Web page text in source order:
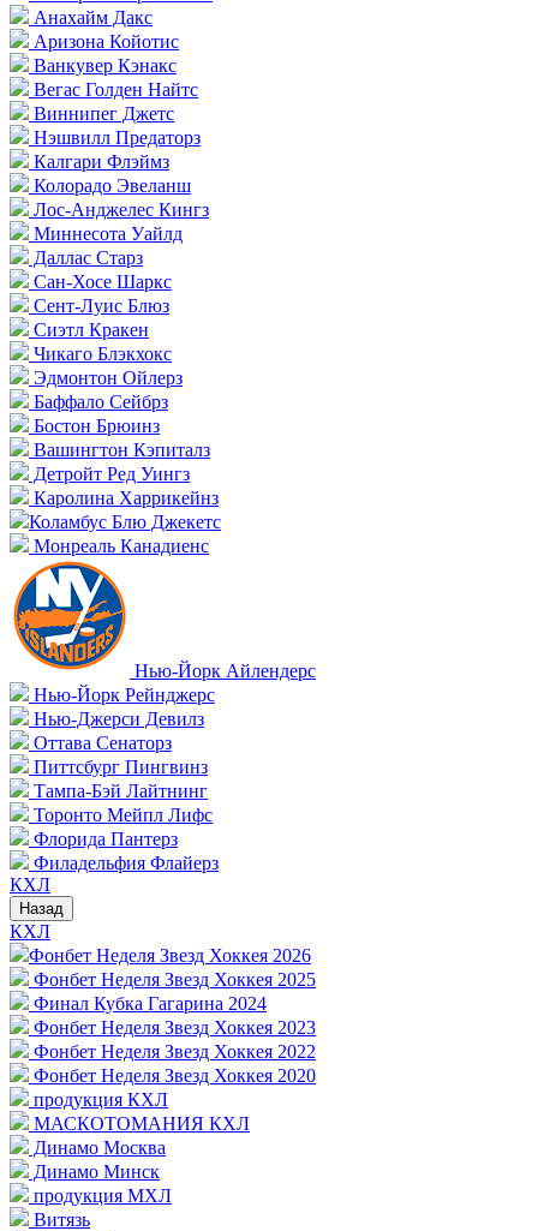
Анахайм Дакс
Аризона Койотис
Ванкувер Кэнакс
Вегас Голден Найтс
Виннипег Джетс
Нэшвилл Предаторз
Калгари Флэймз
Колорадо Эвеланш
Лос-Анджелес Кингз
Миннесота Уайлд
Даллас Старз
Сан-Хосе Шаркс
Сент-Луис Блюз
Сиэтл Кракен
Чикаго Блэкхокс
Эдмонтон Ойлерз
Баффало Сейбрз
Бостон Брюинз
Вашингтон Кэпиталз
Детройт Ред Уингз
Каролина Харрикейнз
Коламбус Блю Джекетс
Монреаль Канадиенс
Нью-Йорк Айлендерс
Нью-Йорк Рейнджерс
Нью-Джерси Девилз
Оттава Сенаторз
Питтсбург Пингвинз
Тампа-Бэй Лайтнинг
Торонто Мейпл Лифс
Флорида Пантерз
Филадельфия Флайерз
КХЛ
Назад
КХЛ
Фонбет Неделя Звезд Хоккея 2026
Фонбет Неделя Звезд Хоккея 2025
Финал Кубка Гагарина 2024
Фонбет Неделя Звезд Хоккея 2023
Фонбет Неделя Звезд Хоккея 2022
Фонбет Неделя Звезд Хоккея 2020
продукция КХЛ
МАСКОТОМАНИЯ КХЛ
Динамо Москва
Динамо Минск
продукция МХЛ
Витязь